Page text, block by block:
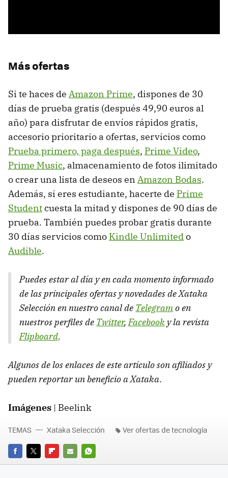
Más ofertas
Si te haces de Amazon Prime, dispones de 30
días de prueba gratis (después 49,90 euros al
año) para disfrutar de envíos rápidos gratis,
accesorio prioritario a ofertas, servicios como
Prueba primero, paga después, Prime Video,
Prime Music, almacenamiento de fotos ilimitado
o crear una lista de deseos en Amazon Bodas.
Además, si eres estudiante, hacerte de Prime
Studentcuesta la mitad y dispones de 90 días de
prueba. También puedes probar gratis durante
30 días servicios como Kindle Unlimitedo
Audible.
Puedes estar al día y en cada momento informado
de las principales ofertas y novedades de Xataka
Selección en nuestro canal de Telegramo en
nuestros perfiles de Twitter,Facebook y la revista
Flipboard.
Algunos de los enlaces de este artículo son afiliados y
pueden reportar un beneficio a Xataka.
Imágenes | Beelink
FACEBOOK
TWITTERFLIPBOARD
E-
WHATSAPP
TEMAS Xataka Selección Ver ofertas de tecnología